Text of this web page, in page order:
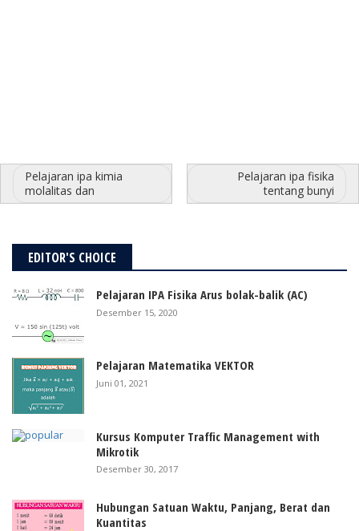
Pelajaran ipa kimia
molalitas dan
Pelajaran ipa fisika
tentang bunyi
EDITOR'S CHOICE
Pelajaran IPA Fisika Arus bolak-balik (AC)
Desember 15, 2020
Pelajaran Matematika VEKTOR
Juni 01, 2021
Kursus Komputer Traffic Management with
Mikrotik
Desember 30, 2017
Hubungan Satuan Waktu, Panjang, Berat dan
Kuantitas